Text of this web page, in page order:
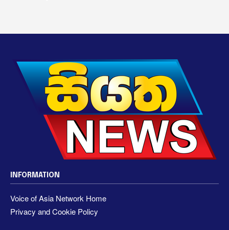
INFORMATION
Voice of Asia Network Home
Privacy and Cookie Policy